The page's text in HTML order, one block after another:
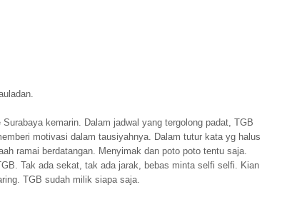
kemarin. Dalam jadwal yang tergolong padat, TGB
motivasi dalam tausiyahnya. Dalam tutur kata yg halus
ramai berdatangan. Menyimak dan poto poto tentu saja.
Tak ada sekat, tak ada jarak, bebas minta selfi selfi. Kian
TGB sudah milik siapa saja.